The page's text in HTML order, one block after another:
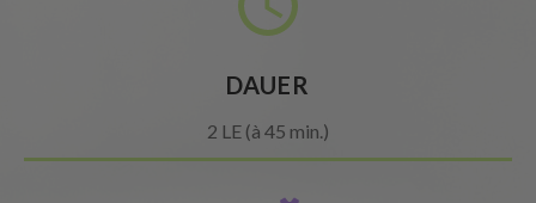
DAUER
2 LE (à 45 min.)